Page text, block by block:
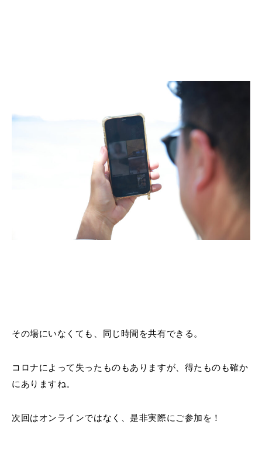
その場にいなくても、同じ時間を共有できる。
コロナによって失ったものもありますが、得たものも確か
にありますね。
次回はオンラインではなく、是非実際にご参加を！